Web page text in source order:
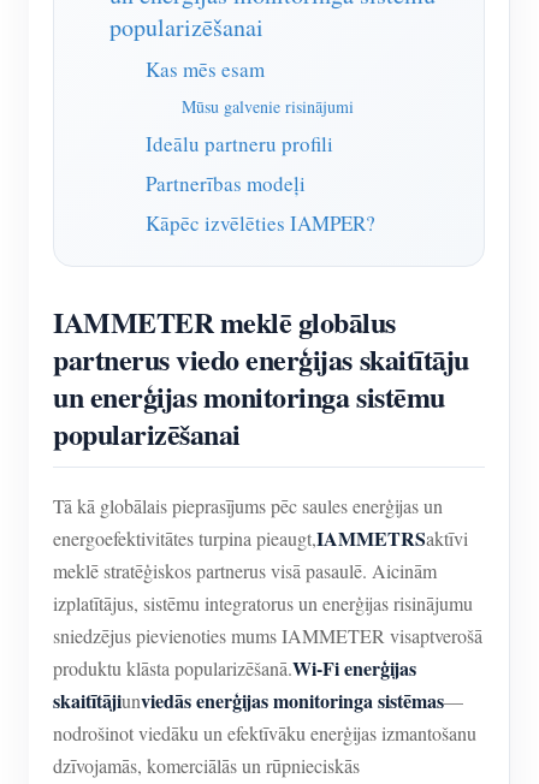
IAMMETER simulators
Enerģijas prognozēšanas un simulācijas sistēma
Lietojumprogrammas
Saules PV sistēmas enerģijas monitors
Mājas automatizācija
Rūpnīcas enerģijas uzraudzība
Dokuments
Apmācības video
FAQ
Blogi
Izstrādātājs
Izpētīt
Atlīdzības programma
Sazināties
popularizēšanai
Kas mēs esam
Mūsu galvenie risinājumi
Ideālu partneru profili
Partnerības modeļi
Kāpēc izvēlēties IAMPER?
IAMMETER meklē globālus
partnerus viedo enerģijas skaitītāju
un enerģijas monitoringa sistēmu
popularizēšanai
Tā kā globālais pieprasījums pēc saules enerģijas un
energoefektivitātes turpina pieaugt,IAMMETRSaktīvi
meklē stratēģiskos partnerus visā pasaulē. Aicinām
izplatītājus, sistēmu integratorus un enerģijas risinājumu
sniedzējus pievienoties mums IAMMETER visaptverošā
produktu klāsta popularizēšanā.Wi-Fi enerģijas
skaitītājiunviedās enerģijas monitoringa sistēmas—
nodrošinot viedāku un efektīvāku enerģijas izmantošanu
dzīvojamās, komerciālās un rūpnieciskās